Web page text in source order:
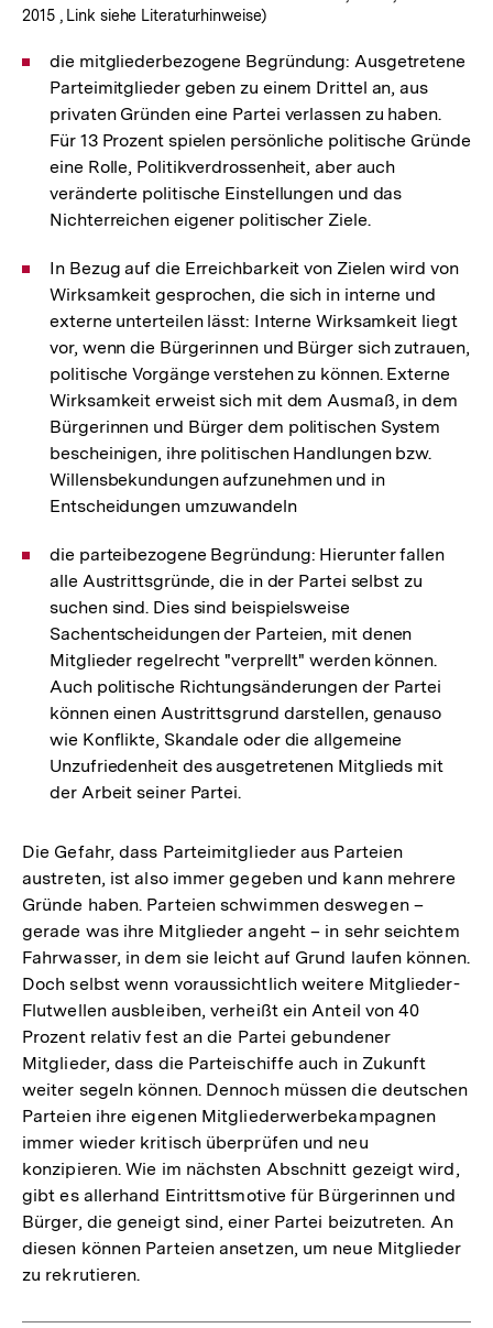
2015 , Link siehe Literaturhinweise)
die mitgliederbezogene Begründung: Ausgetretene
Parteimitglieder geben zu einem Drittel an, aus
privaten Gründen eine Partei verlassen zu haben.
Für 13 Prozent spielen persönliche politische Gründe
eine Rolle, Politikverdrossenheit, aber auch
veränderte politische Einstellungen und das
Nichterreichen eigener politischer Ziele.
In Bezug auf die Erreichbarkeit von Zielen wird von
Wirksamkeit gesprochen, die sich in interne und
externe unterteilen lässt: Interne Wirksamkeit liegt
vor, wenn die Bürgerinnen und Bürger sich zutrauen,
politische Vorgänge verstehen zu können. Externe
Wirksamkeit erweist sich mit dem Ausmaß, in dem
Bürgerinnen und Bürger dem politischen System
bescheinigen, ihre politischen Handlungen bzw.
Willensbekundungen aufzunehmen und in
Entscheidungen umzuwandeln
die parteibezogene Begründung: Hierunter fallen
alle Austrittsgründe, die in der Partei selbst zu
suchen sind. Dies sind beispielsweise
Sachentscheidungen der Parteien, mit denen
Mitglieder regelrecht "verprellt" werden können.
Auch politische Richtungsänderungen der Partei
können einen Austrittsgrund darstellen, genauso
wie Konflikte, Skandale oder die allgemeine
Unzufriedenheit des ausgetretenen Mitglieds mit
der Arbeit seiner Partei.
Die Gefahr, dass Parteimitglieder aus Parteien
austreten, ist also immer gegeben und kann mehrere
Gründe haben. Parteien schwimmen deswegen –
gerade was ihre Mitglieder angeht – in sehr seichtem
Fahrwasser, in dem sie leicht auf Grund laufen können.
Doch selbst wenn voraussichtlich weitere Mitglieder-
Flutwellen ausbleiben, verheißt ein Anteil von 40
Prozent relativ fest an die Partei gebundener
Mitglieder, dass die Parteischiffe auch in Zukunft
weiter segeln können. Dennoch müssen die deutschen
Parteien ihre eigenen Mitgliederwerbekampagnen
immer wieder kritisch überprüfen und neu
konzipieren. Wie im nächsten Abschnitt gezeigt wird,
gibt es allerhand Eintrittsmotive für Bürgerinnen und
Bürger, die geneigt sind, einer Partei beizutreten. An
diesen können Parteien ansetzen, um neue Mitglieder
zu rekrutieren.